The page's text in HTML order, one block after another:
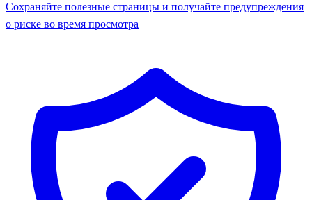
Сохраняйте полезные страницы и получайте предупреждения
о риске во время просмотра